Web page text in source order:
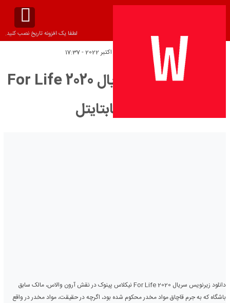
لطفا یک افزونه تاریخ نصب کنید.
تاریخ انتشار:
دانلود زیرنویس سریال For Life 2020
– بلو سابتايتل
دانلود زیرنویس سریال For Life 2020 نیکلاس پینوک در نقش آرون والاس، مالک سابق
باشگاه که به جرم قاچاق مواد مخدر محکوم شده بود، اگرچه در حقیقت، مواد مخدر در واقع